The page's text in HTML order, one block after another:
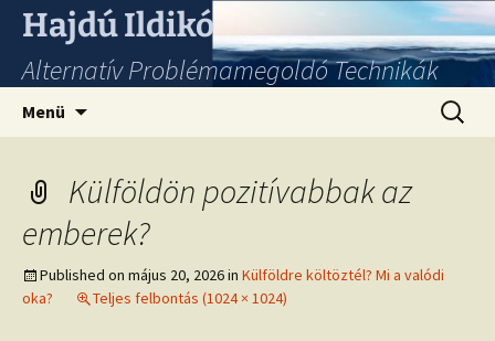
Hajdú Ildikó
Alternatív Problémamegoldó Technikák
Menü
Külföldön pozitívabbak az
emberek?
Published on május 20, 2026in Külföldre költöztél? Mi a valódi
oka?
Teljes felbontás (1024 × 1024)